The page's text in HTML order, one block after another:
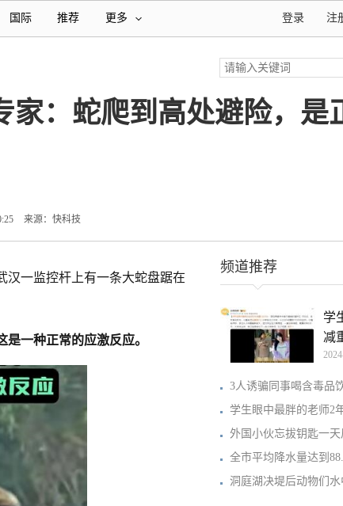
国际 推荐 更多 注
登录
家：蛇爬到高处避险，是
来源：快科技
汉一监控杆上有一条大蛇盘踞在
是一种正常的应激反应。
频道推荐
学
减
3人诱骗同事喝含毒品
学生眼中最胖的老师2
外国小伙忘拔钥匙一
全市平均降水量达到
洞庭湖决堤后动物们